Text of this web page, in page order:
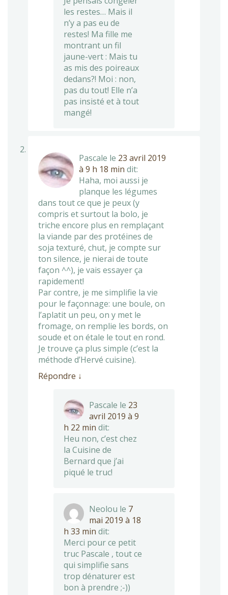
les restes… Mais il
n’y a pas eu de
restes! Ma fille me
montrant un fil
jaune-vert : Mais tu
as mis des poireaux
dedans?! Moi : non,
pas du tout! Elle n’a
pas insisté et à tout
mangé!
Pascale le 23 avril 2019
à 9 h 18 min dit:
Haha, moi aussi je
planque les légumes
dans tout ce que je peux (y
compris et surtout la bolo, je
triche encore plus en remplaçant
la viande par des protéines de
soja texturé, chut, je compte sur
ton silence, je nierai de toute
façon ^^), je vais essayer ça
rapidement!
Par contre, je me simplifie la vie
pour le façonnage: une boule, on
l’aplatit un peu, on y met le
fromage, on remplie les bords, on
soude et on étale le tout en rond.
Je trouve ça plus simple (c’est la
méthode d’Hervé cuisine).
Répondre ↓
Pascale le 23
avril 2019 à 9
h 22 min dit:
Heu non, c’est chez
la Cuisine de
Bernard que j’ai
piqué le truc!
Neolou le 7
mai 2019 à 18
h 33 min dit:
Merci pour ce petit
truc Pascale , tout ce
qui simplifie sans
trop dénaturer est
bon à prendre ;-))